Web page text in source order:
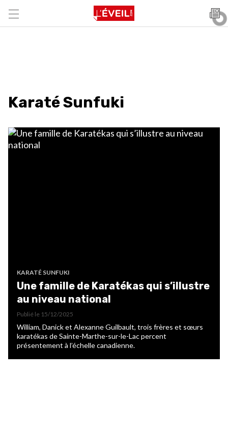
Karaté Sunfuki
KARATÉ SUNFUKI
Une famille de Karatékas qui s’illustre
au niveau national
Publié le 15/12/2025
William, Danick et Alexanne Guilbault, trois frères et sœurs
karatékas de Sainte-Marthe-sur-le-Lac percent
présentement à l’échelle canadienne.